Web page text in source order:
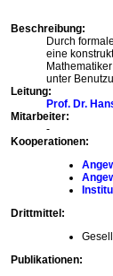
Beschreibung:
Durch
eine
unter
Leitung:
Prof. Dr.
Mitarbeiter:
-
Kooperationen:
Drittmittel:
Publikationen: